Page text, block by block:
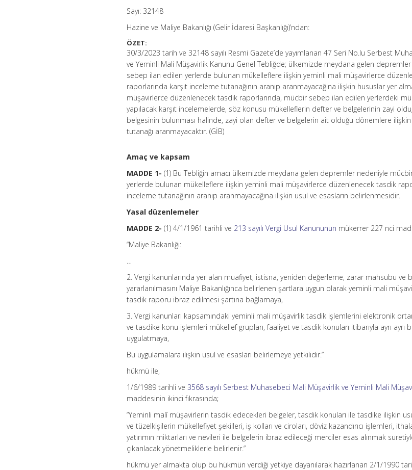
Sayı: 32148
Hazine ve Maliye Bakanlığı (Gelir İdaresi Başkanlığı)’ndan:
ÖZET:
30/3/2023 tarih ve 32148 sayılı Resmi Gazete’de yayımlanan 47 Seri No.lu Serbest
ve Yeminli Mali Müşavirlik Kanunu Genel Tebliğde; ülkemizde meydana gelen
sebep ilan edilen yerlerde bulunan mükelleflere ilişkin yeminli mali müşavirlerce
raporlarında karşıt inceleme tutanağının aranıp aranmayacağına ilişkin hususlar yer
müşavirlerce düzenlenecek tasdik raporlarında, mücbir sebep ilan edilen yerlerdeki
yapılacak karşıt incelemelerde, söz konusu mükelleflerin defter ve belgelerinin zayi
belgesinin bulunması halinde, zayi olan defter ve belgelerin ait olduğu dönemlere ilişkin
tutanağı aranmayacaktır. (GİB)
Amaç ve kapsam
MADDE 1-(1) Bu Tebliğin amacı ülkemizde meydana gelen depremler nedeniyle
yerlerde bulunan mükelleflere ilişkin yeminli mali müşavirlerce düzenlenecek tasdik
inceleme tutanağının aranıp aranmayacağına ilişkin usul ve esasların belirlenmesidir.
Yasal düzenlemeler
MADDE 2-(1) 4/1/1961 tarihli ve 213 sayılı Vergi Usul Kanununun mükerrer 227 nci
“Maliye Bakanlığı:
2. Vergi kanunlarında yer alan muafiyet, istisna, yeniden değerleme, zarar mahsubu ve
yararlanılmasını Maliye Bakanlığınca belirlenen şartlara uygun olarak yeminli mali
tasdik raporu ibraz edilmesi şartına bağlamaya,
3. Vergi kanunları kapsamındaki yeminli mali müşavirlik tasdik işlemlerini elektronik
ve tasdike konu işlemleri mükellef grupları, faaliyet ve tasdik konuları itibarıyla ayrı ayrı
uygulatmaya,
Bu uygulamalara ilişkin usul ve esasları belirlemeye yetkilidir.”
hükmü ile,
1/6/1989 tarihli ve 3568 sayılı Serbest Muhasebeci Mali Müşavirlik ve Yeminli Mali
maddesinin ikinci fıkrasında;
“Yeminli malî müşavirlerin tasdik edecekleri belgeler, tasdik konuları ile tasdike ilişkin
ve tüzelkişilerin mükellefiyet şekilleri, iş kolları ve ciroları, döviz kazandırıcı işlemleri,
yatırımın miktarları ve nevileri ile belgelerin ibraz edileceği merciler esas alınmak
çıkarılacak yönetmeliklerle belirlenir.”
hükmü yer almakta olup bu hükmün verdiği yetkiye dayanılarak hazırlanan 2/1/1990